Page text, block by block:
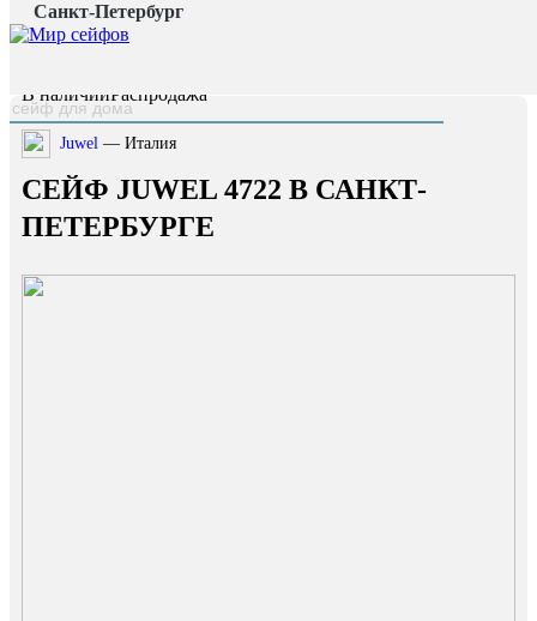
Санкт-Петербург
Главная страница /
Каталог /
В наличииРаспродажа
Juwel — Италия
СЕЙФ JUWEL 4722 В САНКТ-
ПЕТЕРБУРГЕ